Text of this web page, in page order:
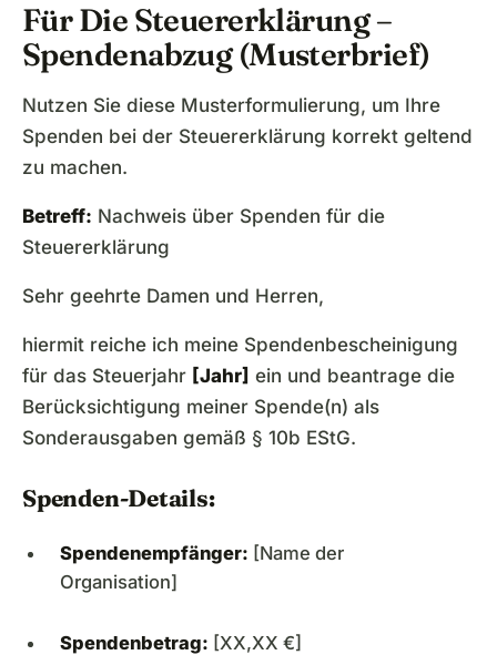
Für Die Steuererklärung –
Spendenabzug (Musterbrief)
Nutzen Sie diese Musterformulierung, um Ihre
Spenden bei der Steuererklärung korrekt geltend
zu machen.
Betreff: Nachweis über Spenden für die
Steuererklärung
Sehr geehrte Damen und Herren,
hiermit reiche ich meine Spendenbescheinigung
für das Steuerjahr [Jahr] ein und beantrage die
Berücksichtigung meiner Spende(n) als
Sonderausgaben gemäß § 10b EStG.
Spenden-Details:
Spendenempfänger: [Name der
Organisation]
Spendenbetrag: [XX,XX €]